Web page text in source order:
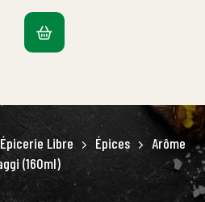
Épicerie Libre Épices
Arôme
(160ml)